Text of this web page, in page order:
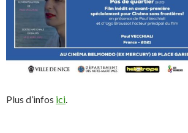
Plus d’infos ici.